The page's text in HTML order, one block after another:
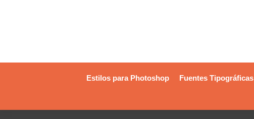
Estilos para Photoshop Fuentes Tipográficas